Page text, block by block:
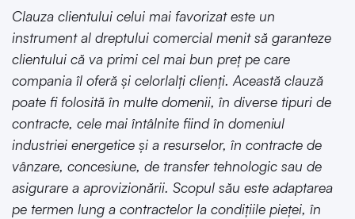
Clauza clientului celui mai favorizat este un
instrument al dreptului comercial menit să garanteze
clientului că va primi cel mai bun preț pe care
compania îl oferă și celorlalți clienți. Această clauză
poate fi folosită în multe domenii, în diverse tipuri de
contracte, cele mai întâlnite fiind în domeniul
industriei energetice și a resurselor, în contracte de
vânzare, concesiune, de transfer tehnologic sau de
asigurare a aprovizionării. Scopul său este adaptarea
pe termen lung a contractelor la condițiile pieței, în